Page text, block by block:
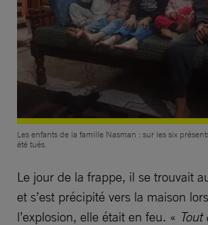
Les enfants de la famille Nasman : sur les six
été tués.
Le jour de la frappe, il se trouvait
et s’est précipité vers la maison
l’explosion, elle était en feu. « Tout